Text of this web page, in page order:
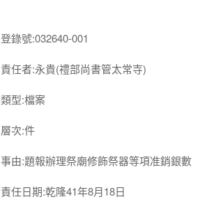
登錄號:032640-001
責任者:永貴(禮部尚書管太常寺)
類型:檔案
層次:件
事由:題報辦理祭廟修飾祭器等項准銷銀數
責任日期:乾隆41年8月18日